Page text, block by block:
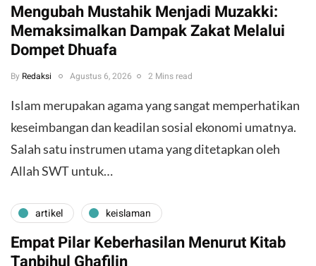
Mengubah Mustahik Menjadi Muzakki:
Memaksimalkan Dampak Zakat Melalui
Dompet Dhuafa
By Redaksi Agustus 6, 2026 2 Mins read
Islam merupakan agama yang sangat memperhatikan
keseimbangan dan keadilan sosial ekonomi umatnya.
Salah satu instrumen utama yang ditetapkan oleh
Allah SWT untuk…
artikel keislaman
Empat Pilar Keberhasilan Menurut Kitab